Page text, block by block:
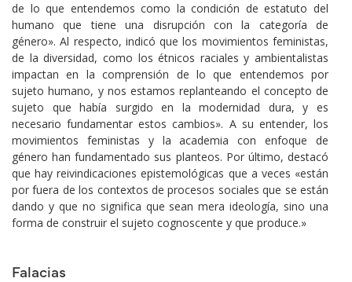
de lo que entendemos como la condición de estatuto del
humano que tiene una disrupción con la categoría de
género». Al respecto, indicó que los movimientos feministas,
de la diversidad, como los étnicos raciales y ambientalistas
impactan en la comprensión de lo que entendemos por
sujeto humano, y nos estamos replanteando el concepto de
sujeto que había surgido en la modernidad dura, y es
necesario fundamentar estos cambios». A su entender, los
movimientos feministas y la academia con enfoque de
género han fundamentado sus planteos. Por último, destacó
que hay reivindicaciones epistemológicas que a veces «están
por fuera de los contextos de procesos sociales que se están
dando y que no significa que sean mera ideología, sino una
forma de construir el sujeto cognoscente y que produce.»
Falacias